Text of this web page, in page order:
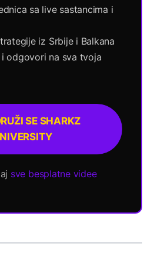
sa live sastancima i
iz Srbije i Balkana
odgovori na sva tvoja
SE SHARKZ
sve besplatne videe